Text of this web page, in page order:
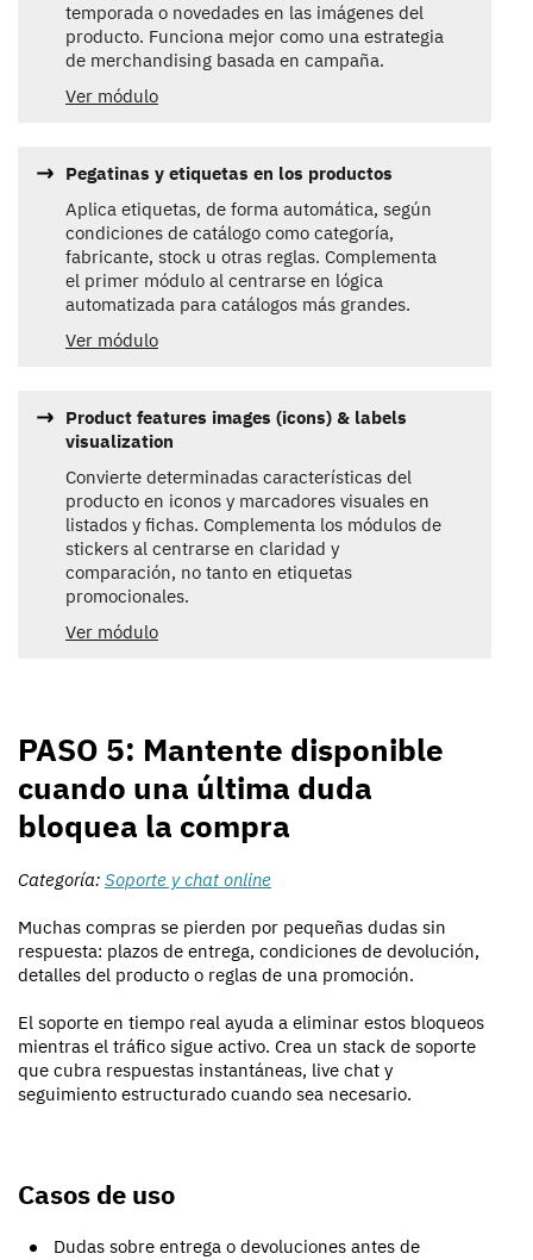
temporada o novedades en las imágenes del
producto. Funciona mejor como una estrategia
de merchandising basada en campaña.
Ver módulo
Pegatinas y etiquetas en los productos
Aplica etiquetas, de forma automática, según
condiciones de catálogo como categoría,
fabricante, stock u otras reglas. Complementa
el primer módulo al centrarse en lógica
automatizada para catálogos más grandes.
Ver módulo
Product features images (icons) & labels
visualization
Convierte determinadas características del
producto en iconos y marcadores visuales en
listados y fichas. Complementa los módulos de
stickers al centrarse en claridad y
comparación, no tanto en etiquetas
promocionales.
Ver módulo
PASO 5: Mantente disponible
cuando una última duda
bloquea la compra
Categoría: Soporte y chat online
Muchas compras se pierden por pequeñas dudas sin
respuesta: plazos de entrega, condiciones de devolución,
detalles del producto o reglas de una promoción.
El soporte en tiempo real ayuda a eliminar estos bloqueos
mientras el tráfico sigue activo. Crea un stack de soporte
que cubra respuestas instantáneas, live chat y
seguimiento estructurado cuando sea necesario.
Casos de uso
Dudas sobre entrega o devoluciones antes de